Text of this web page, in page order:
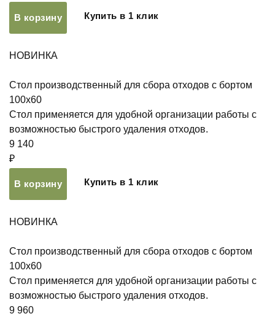
В корзину Купить в 1 клик
НОВИНКА
Стол производственный для сбора отходов с бортом
100х60
Стол применяется для удобной организации работы с
возможностью быстрого удаления отходов.
9 140
₽
В корзину Купить в 1 клик
НОВИНКА
Стол производственный для сбора отходов с бортом
100х60
Стол применяется для удобной организации работы с
возможностью быстрого удаления отходов.
9 960